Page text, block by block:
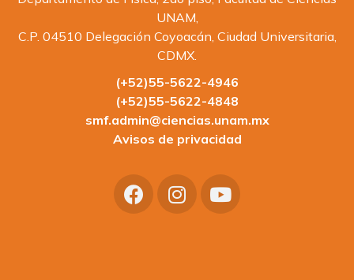
UNAM,
C.P. 04510 Delegación Coyoacán, Ciudad Universitaria,
CDMX.
(+52)55-5622-4946
(+52)55-5622-4848
smf.admin@ciencias.unam.mx
Avisos de privacidad